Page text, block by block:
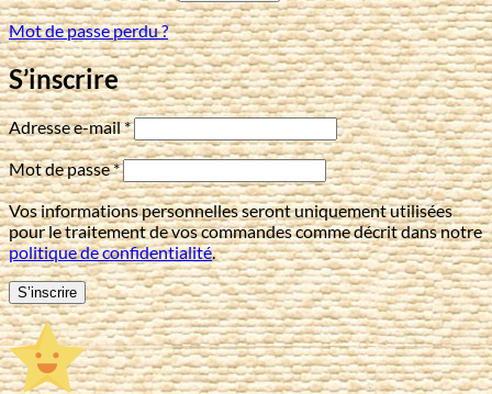
Mot de passe perdu ?
S’inscrire
Adresse e-mail*Obligatoire
Mot de passe*Obligatoire
Vos informations personnelles seront uniquement utilisées
pour le traitement de vos commandes comme décrit dans notre
politique de confidentialité.
S’inscrire